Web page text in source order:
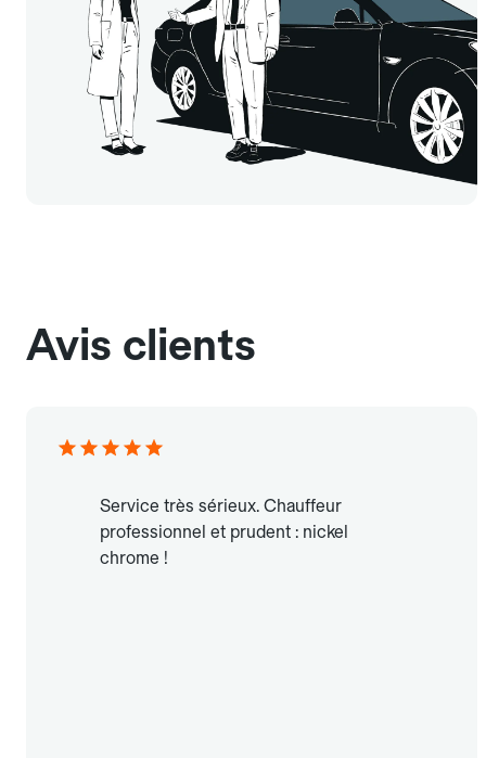
Avis clients
Service très sérieux. Chauffeur
professionnel et prudent : nickel
chrome !